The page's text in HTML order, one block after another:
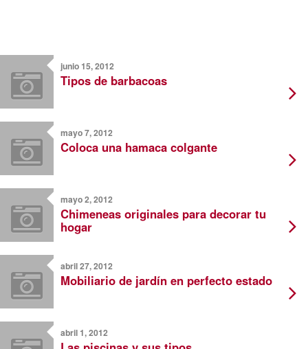
junio 15, 2012
Tipos de barbacoas
mayo 7, 2012
Coloca una hamaca colgante
mayo 2, 2012
Chimeneas originales para decorar tu
hogar
abril 27, 2012
Mobiliario de jardín en perfecto estado
abril 1, 2012